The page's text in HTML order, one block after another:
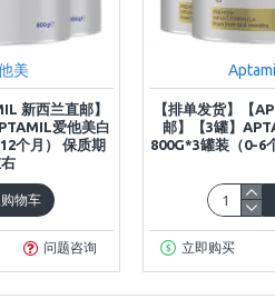
美
新西兰直邮】
爱他美白
个月） 保质期
物车
问题咨询
【排单发货】【
邮】【3罐】
800G*3罐装（0-6
立即购买